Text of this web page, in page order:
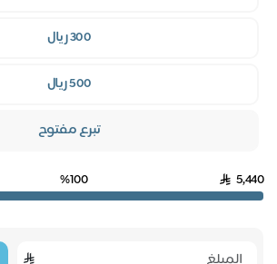
تبرع مفتوح
%100